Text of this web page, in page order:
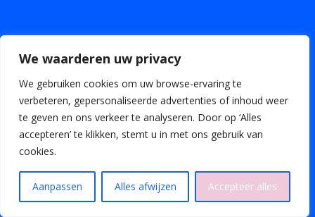
We waarderen uw privacy
We gebruiken cookies om uw browse-ervaring te
verbeteren, gepersonaliseerde advertenties of inhoud weer
te geven en ons verkeer te analyseren. Door op ‘Alles
accepteren’ te klikken, stemt u in met ons gebruik van
cookies.
Aanpassen Alles afwijzen Accepteer alles
TICKETS